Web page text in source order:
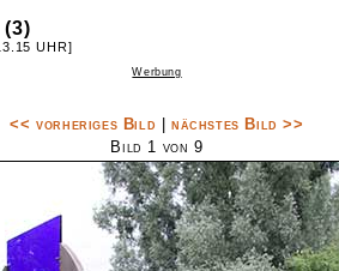
(3)
UHR]
Werbung
<< vorheriges Bild
nächstes Bild >>
Bild 1 von 9